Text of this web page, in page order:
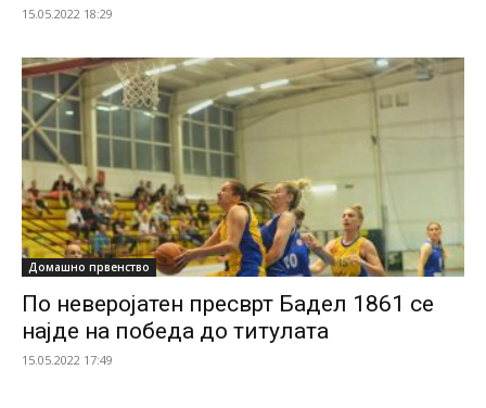
15.05.2022 18:29
Домашно првенство
По неверојатен пресврт Бадел 1861 се
најде на победа до титулата
15.05.2022 17:49